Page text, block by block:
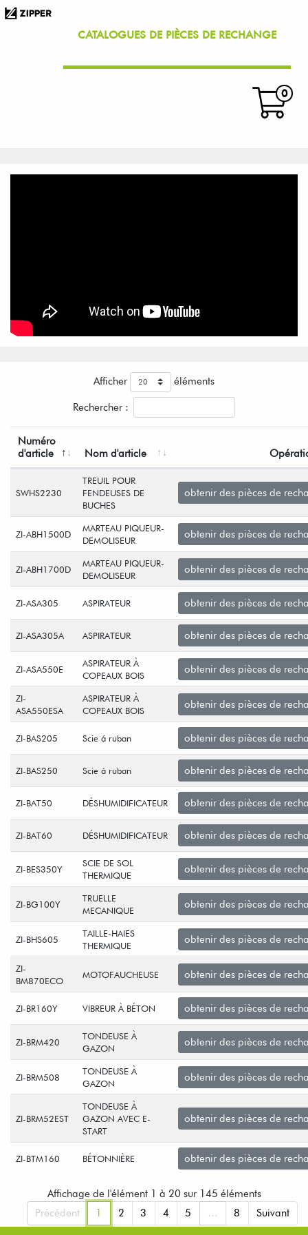
CATALOGUES DE PIÈCES DE RECHANGE
0
Afficher éléments
Rechercher :
Numéro
d'article
Nom d'article
SWHS2230
TREUIL POUR
FENDEUSES DE
BUCHES
obtenir des pièces de
ZI-ABH1500D
MARTEAU PIQUEUR-
DEMOLISEUR
obtenir des pièces de
ZI-ABH1700D
MARTEAU PIQUEUR-
DEMOLISEUR
obtenir des pièces de
ZI-ASA305 ASPIRATEUR obtenir des pièces de
ZI-ASA305A ASPIRATEUR obtenir des pièces de
ZI-ASA550E
ASPIRATEUR À
COPEAUX BOIS
obtenir des pièces de
ZI-
ASA550ESA
ASPIRATEUR À
COPEAUX BOIS
obtenir des pièces de
ZI-BAS205 Scie á ruban obtenir des pièces de
ZI-BAS250 Scie á ruban obtenir des pièces de
ZI-BAT50 DÉSHUMIDIFICATEUR obtenir des pièces de
ZI-BAT60 DÉSHUMIDIFICATEUR obtenir des pièces de
ZI-BES350Y
SCIE DE SOL
THERMIQUE
obtenir des pièces de
ZI-BG100Y
TRUELLE
MECANIQUE
obtenir des pièces de
ZI-BHS605
TAILLE-HAIES
THERMIQUE
obtenir des pièces de
ZI-
BM870ECO
MOTOFAUCHEUSE obtenir des pièces de
ZI-BR160Y VIBREUR À BÉTON obtenir des pièces de
ZI-BRM420
TONDEUSE À
GAZON
obtenir des pièces de
ZI-BRM508
TONDEUSE À
GAZON
obtenir des pièces de
ZI-BRM52EST
TONDEUSE À
GAZON AVEC E-
START
obtenir des pièces de
ZI-BTM160 BÉTONNIÈRE obtenir des pièces de
Affichage de l'élément 1 à 20 sur 145 éléments
Précédent
1 2 3 4 5 … 8 Suivant